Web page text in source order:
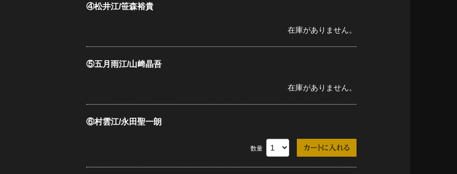
④松井江/笹森裕貴
在庫がありません。
⑤五月雨江/山﨑晶吾
在庫がありません。
⑥村雲江/永田聖一朗
数量